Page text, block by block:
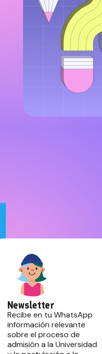
Newsletter
Recibe en tu WhatsApp
información relevante
sobre el proceso de
admisión a la Universidad